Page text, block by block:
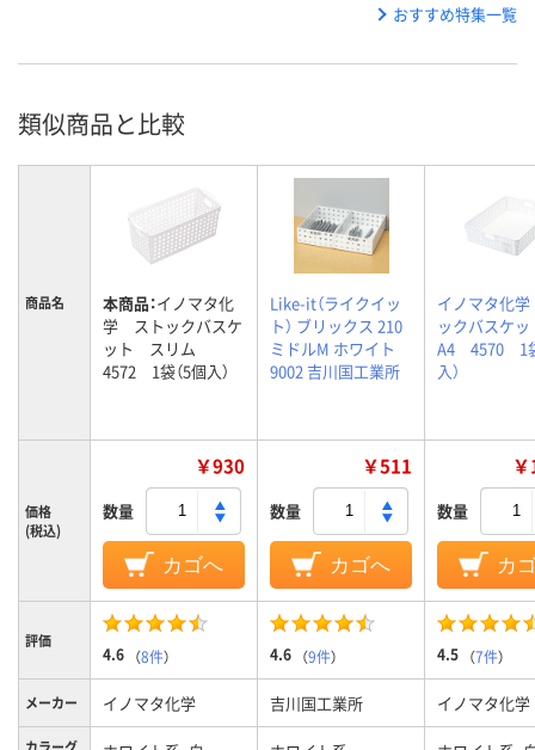
おすすめ特集一覧
類似商品と比較
商品名 本商品：イノマタ化
学 ストックバスケ
ット スリム
4572 1袋（5個入）
Like-it（ライクイッ
ト） ブリックス 210
ミドルM ホワイト
9002 吉川国工業所
イノマタ化
ックバスケ
A4 4570 1
入）
価格
(税込)
￥930
数量
カゴへ
￥511
数量
カゴへ
数量
カ
評価
4.6 （8件） 4.6 （9件） 4.5 （7件）
メーカー イノマタ化学 吉川国工業所 イノマタ化学